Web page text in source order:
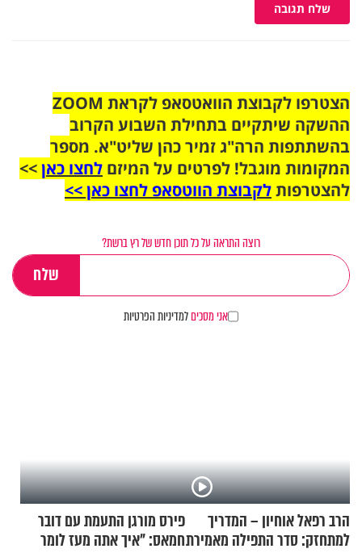
שלח תגובה
הצטרפו לקבוצת הוואטסאפ לקראת ZOOM
ההשקה שיתקיים בתחילת השבוע הקרוב
בהשתתפות הרה"ג זמיר כהן שליט"א. מספר
המקומות מוגבל! לפרטים על המיזם לחצו כאן>>
להצטרפותלקבוצת הווטסאפ לחצו כאן >>
רוצה התראה על כל תוכן חדש של רץ ברשת?
אני מסכיםלמדיניות הפרטיות
הרב רפאל אוחיון – המדריך
למתחזק: סדר התפילה מאמירת
פירס מורגן התעמת עם דובר
חמאס: "איך אתה מעז לומר